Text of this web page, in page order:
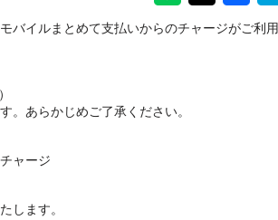
バイルまとめて支払いからのチャージがご利用
。あらかじめご了承ください。
ャージ
します。